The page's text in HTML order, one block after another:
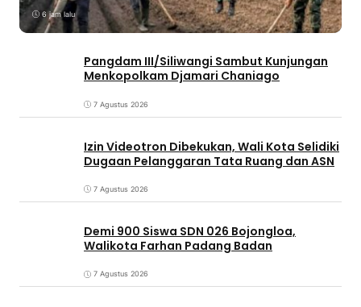
6 jam lalu
Pangdam III/Siliwangi Sambut Kunjungan
Menkopolkam Djamari Chaniago
7 Agustus 2026
Izin Videotron Dibekukan, Wali Kota Selidiki
Dugaan Pelanggaran Tata Ruang dan ASN
7 Agustus 2026
Demi 900 Siswa SDN 026 Bojongloa,
Walikota Farhan Padang Badan
7 Agustus 2026